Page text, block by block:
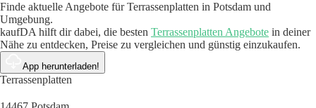
Finde aktuelle Angebote für Terrassenplatten in Potsdam und
Umgebung.
kaufDA hilft dir dabei, die besten Terrassenplatten Angebote in deiner
Nähe zu entdecken, Preise zu vergleichen und günstig einzukaufen.
App herunterladen!
Terrassenplatten